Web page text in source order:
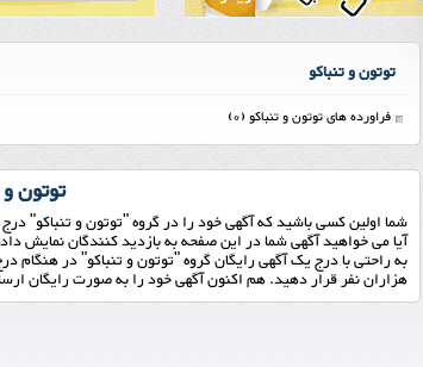
توتون و تنباکو
فراورده های توتون و تنباکو (0)
توتون و
شما اولین کسی باشید که آگهی خود را در گروه "توتون و تنباکو"
آیا می خواهید آگهی شما در این صفحه به بازدید کنندگان نمایش
به راحتی با درج یک آگهی رایگان گروه "توتون و تنباکو" در
هزاران نفر قرار دهید. هم اکنون آگهی خود را به صورت رایگان